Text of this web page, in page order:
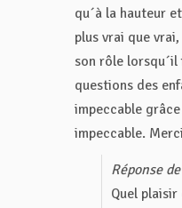
qu´à la hauteur
plus vrai que
son rôle
questions des
impeccable
impeccable.
Réponse
Quel